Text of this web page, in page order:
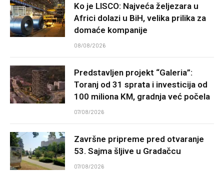
Ko je LISCO: Najveća željezara u
Africi dolazi u BiH, velika prilika za
domaće kompanije
08/08/2026
Predstavljen projekt “Galeria”:
Toranj od 31 sprata i investicija od
100 miliona KM, gradnja već počela
07/08/2026
Završne pripreme pred otvaranje
53. Sajma šljive u Gradačcu
07/08/2026